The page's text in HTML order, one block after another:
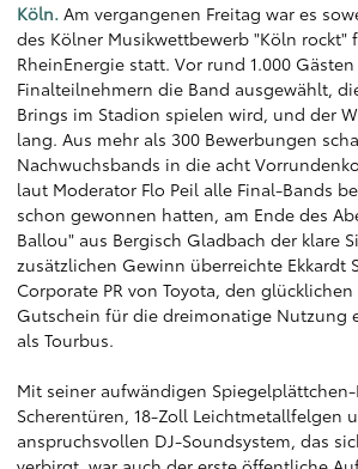
Köln. Am vergangenen Freitag war es
des Kölner Musikwettbewerb "Köln rockt"
RheinEnergie statt. Vor rund 1.000
Finalteilnehmern die Band ausgewählt,
Brings im Stadion spielen wird, und der
lang. Aus mehr als 300 Bewerbungen
Nachwuchsbands in die acht
laut Moderator Flo Peil alle Final-Bands
schon gewonnen hatten, am Ende des
Ballou" aus Bergisch Gladbach der klare
zusätzlichen Gewinn überreichte Ekkardt
Corporate PR von Toyota, den
Gutschein für die dreimonatige Nutzung
als Tourbus.
Mit seiner aufwändigen
Scherentüren, 18-Zoll Leichtmetallfelgen
anspruchsvollen DJ-Soundsystem, das